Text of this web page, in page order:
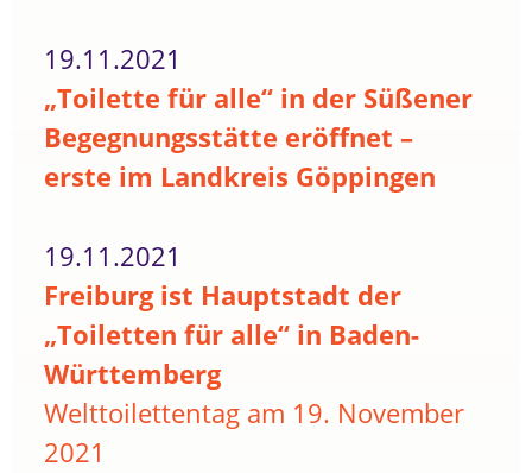
19.11.2021
„Toilette für alle“ in der Süßener
Begegnungsstätte eröffnet –
erste im Landkreis Göppingen
19.11.2021
Freiburg ist Hauptstadt der
„Toiletten für alle“ in Baden-
Württemberg
Welttoilettentag am 19. November
2021